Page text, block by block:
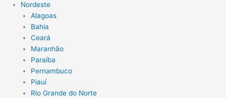
Nordeste
Alagoas
Bahia
Ceará
Maranhão
Paraíba
Pernambuco
Piauí
Rio Grande do Norte